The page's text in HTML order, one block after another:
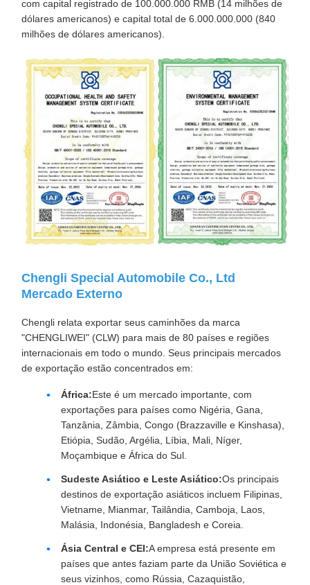
com capital registrado de 100.000.000 RMB (14 milhões de
dólares americanos) e capital total de 6.000.000.000 (840
milhões de dólares americanos).
Chengli Special Automobile Co., Ltd
Mercado Externo
Chengli relata exportar seus caminhões da marca
"CHENGLIWEI" (CLW) para mais de 80 países e regiões
internacionais em todo o mundo. Seus principais mercados
de exportação estão concentrados em:
África:Este é um mercado importante, com
exportações para países como Nigéria, Gana,
Tanzânia, Zâmbia, Congo (Brazzaville e Kinshasa),
Etiópia, Sudão, Argélia, Líbia, Mali, Níger,
Moçambique e África do Sul.
Sudeste Asiático e Leste Asiático:Os principais
destinos de exportação asiáticos incluem Filipinas,
Vietname, Mianmar, Tailândia, Camboja, Laos,
Malásia, Indonésia, Bangladesh e Coreia.
Ásia Central e CEI:A empresa está presente em
países que antes faziam parte da União Soviética e
seus vizinhos, como Rússia, Cazaquistão,